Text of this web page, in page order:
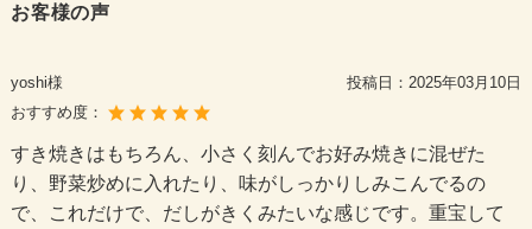
お客様の声
yoshi様 投稿日： 2025年03月10日
おすすめ度：
すき焼きはもちろん、小さく刻んでお好み焼きに混ぜた
り、野菜炒めに入れたり、味がしっかりしみこんでるの
で、これだけで、だしがきくみたいな感じです。重宝して